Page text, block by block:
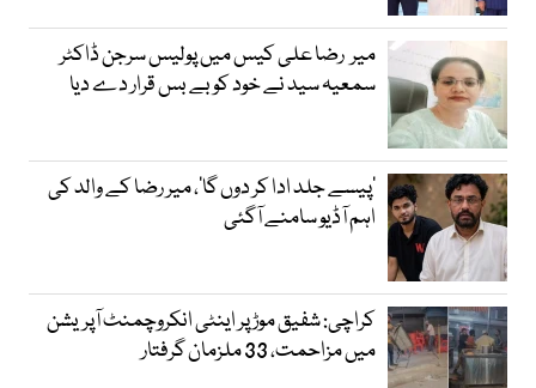
میر رضا علی کیس میں پولیس سرجن ڈاکٹر
سمعیہ سید نے خود کو بے بس قرار دے دیا
’پیسے جلد ادا کر دوں گا‘، میر رضا کے والد کی
اہم آڈیو سامنے آگئی
کراچی: شفیق موڑ پر اینٹی انکروچمنٹ آپریشن
میں مزاحمت، 33 ملزمان گرفتار